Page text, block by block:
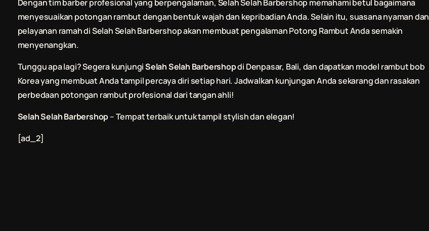
Dengan tim barber profesional yang berpengalaman, Selah Selah Barbershop memahami betul bagaimana
menyesuaikan potongan rambut dengan bentuk wajah dan kepribadian Anda. Selain itu, suasana nyaman dan
pelayanan ramah diSelah Selah Barbershopakan membuat pengalamanPotong RambutAnda semakin
menyenangkan.
Tunggu apa lagi? Segera kunjungiSelah Selah Barbershopdi Denpasar, Bali, dan dapatkan model rambut bob
Korea yang membuat Anda tampil percaya diri setiap hari. Jadwalkan kunjungan Anda sekarang dan rasakan
perbedaan potongan rambut profesional dari tangan ahli!
Selah Selah Barbershop– Tempat terbaik untuk tampil stylish dan elegan!
[ad_2]